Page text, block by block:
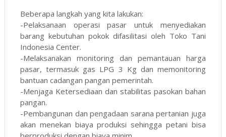
Beberapa langkah yang kita lakukan:
-Pelaksanaan operasi pasar untuk menyediakan
barang kebutuhan pokok difasilitasi oleh Toko Tani
Indonesia Center.
-Melaksanakan monitoring dan pemantauan harga
pasar, termasuk gas LPG 3 Kg dan memonitoring
bantuan cadangan pangan pemerintah.
-Menjaga Ketersediaan dan stabilitas pasokan bahan
pangan.
-Pembangunan dan pengadaan sarana pertanian juga
akan menekan biaya produksi sehingga petani bisa